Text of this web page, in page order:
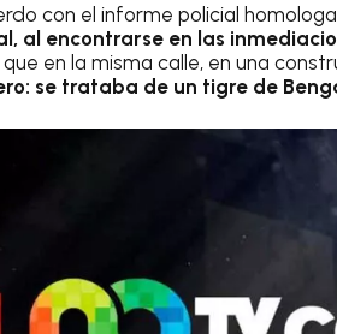
con el informe policial
al encontrarse en las
que en la misma calle, en una
se trataba de un tigre de